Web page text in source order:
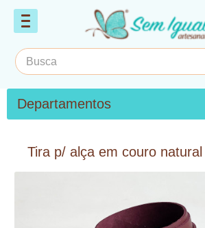
Departamentos
Tira p/ alça em couro